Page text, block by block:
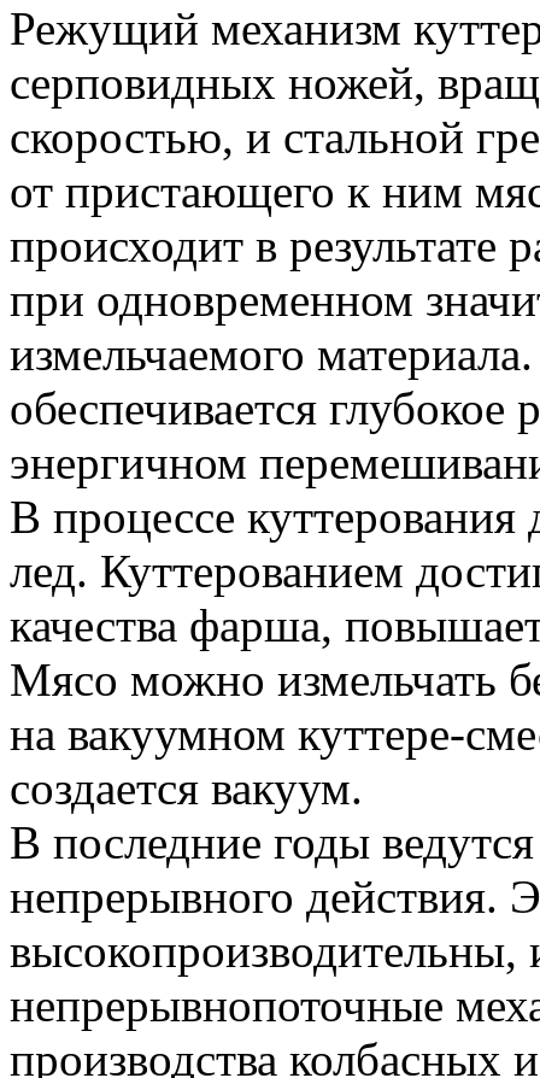
Режущий механизм
серповидных ножей,
скоростью, и стальной
от пристающего к ним
происходит в результате
при одновременном
измельчаемого
обеспечивается
энергичном
В процессе
лед. Куттерованием
качества фарша,
Мясо можно измельчать
на вакуумном куттере-
создается вакуум.
В последние годы
непрерывного действия.
непрерывнопоточные
производства колбасных